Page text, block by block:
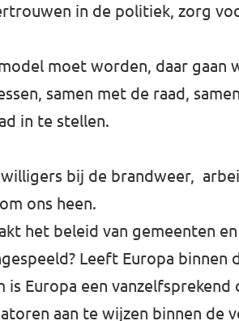
in de politiek, zorg
moet worden, daar gaan
samen met de raad,
in te stellen.
bij de brandweer,
ons heen.
het beleid van gemeenten
Leeft Europa binnen
is Europa een
aan te wijzen binnen de